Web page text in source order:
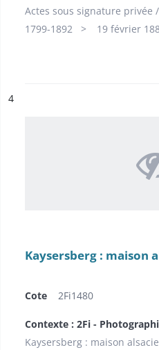
Actes sous signature privée
1799-1892
19 février
n°
4
Kaysersberg : maison
Cote 2Fi1480
Contexte : 2Fi -
Kaysersberg : maison